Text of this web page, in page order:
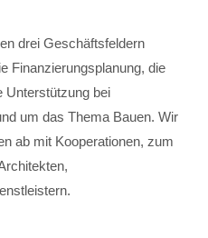
drei Geschäftsfeldern
Finanzierungsplanung, die
Unterstützung bei
um das Thema Bauen. Wir
ab mit Kooperationen, zum